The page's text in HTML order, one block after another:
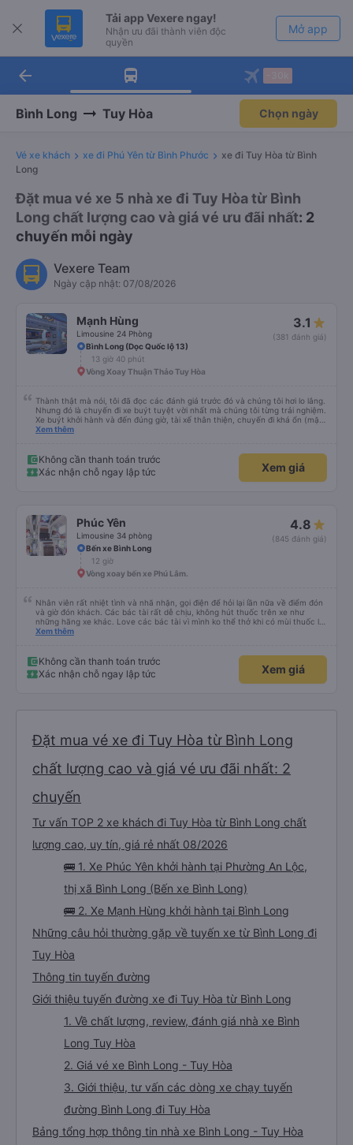
Tải app Vexere ngay!
Nhận ưu đãi thành viên độc
quyền
Mở app
Tải app Vexere
-30k/ghế khi đặt vé máy bay qua
Mở app
arrow_back
Bình Long Tuy Hòa Chọn ngày
Vé xe khách xe đi Phú Yên từ Bình Phước
xe đi Tuy Hòa từ Bình
Long
Đặt mua vé xe 5 nhà xe đi Tuy Hòa từ Bình
Long chất lượng cao và giá vé ưu đãi nhất: 2
chuyến mỗi ngày
Vexere Team
Ngày cập nhật: 07/08/2026
Mạnh Hùng
Limousine 24 Phòng
3.1
(381 đánh giá)
Bình Long (Dọc Quốc lộ 13)
13 giờ 40 phút
Vòng Xoay Thuận Thảo Tuy Hòa
Thành thật mà nói, tôi đã đọc các đánh giá trước đó và chúng tôi hơi lo lắng.
Nhưng đó là chuyến đi xe buýt tuyệt vời nhất mà chúng tôi từng trải nghiệm.
Xe buýt khởi hành và đến đúng giờ, tài xế thân thiện, chuyến đi khá ổn (mặc
dù vẫn hơi xóc, nhưng đó là đặc trưng của Việt Nam ^^), và chỗ ngồi thoải
Xem thêm
Không cần thanh toán trước
Xác nhận chỗ ngay lập tức
Xem giá
Phúc Yên
Limousine 34 phòng
4.8
(845 đánh giá)
Bến xe Bình Long
12 giờ
Vòng xoay bến xe Phú Lâm.
Nhân viên rất nhiệt tình và nhã nhặn, gọi điện để hỏi lại lần nữa về điểm đón
và giờ đón khách. Các bác tài rất dễ chịu, không hút thuốc trên xe như
những hãng xe khác. Love các bác tài vì mình ko thể thở khi có mùi thuốc lá.
Xe đẹp, có đèn riêng có thể tự tắt mở khi cần. Sạch sẽ lắm, kính xe sạch và
thoải mái. Nhưng hình như bề ngang của dãy sát kính có hơi nhỏ hơn 1 xíu.
Điểm trừ lớn là có wifi nhưng không xài được. Mong nhà xe đầu tư cho wifi
hơn. Xe có tới 2 bác tài và 1 anh phục vụ, đội ngũ tổng cộng 3 người, và họ
Xem thêm
Không cần thanh toán trước
Xác nhận chỗ ngay lập tức
Xem giá
Đặt mua vé xe đi Tuy Hòa từ Bình Long
chất lượng cao và giá vé ưu đãi nhất: 2
chuyến
Tư vấn TOP 2 xe khách đi Tuy Hòa từ Bình Long chất
lượng cao, uy tín, giá rẻ nhất 08/2026
🚌 1. Xe Phúc Yên khởi hành tại Phường An Lộc,
thị xã Bình Long (Bến xe Bình Long)
🚌 2. Xe Mạnh Hùng khởi hành tại Bình Long
Những câu hỏi thường gặp về tuyến xe từ Bình Long đi
Tuy Hòa
Thông tin tuyến đường
Giới thiệu tuyến đường xe đi Tuy Hòa từ Bình Long
1. Về chất lượng, review, đánh giá nhà xe Bình
Long Tuy Hòa
2. Giá vé xe Bình Long - Tuy Hòa
3. Giới thiệu, tư vấn các dòng xe chạy tuyến
đường Bình Long đi Tuy Hòa
Bảng tổng hợp thông tin nhà xe Bình Long - Tuy Hòa